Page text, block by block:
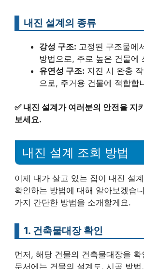
내진 설계의 종류
강성 구조: 고정된 구조물에
방법으로, 주로 높은 건물에
유연성 구조: 지진 시 완충
으로, 주거용 건물에 적합합
✅ 내진 설계가 여러분의 안전을 지
보세요.
내진 설계 조회 방법
이제 내가 살고 있는 집이 내진 설
확인하는 방법에 대해 알아보겠습
가지 간단한 방법을 소개할게요.
1. 건축물대장 확인
먼저, 해당 건물의 건축물대장을
문서에는 건물의 설계도, 시공 방